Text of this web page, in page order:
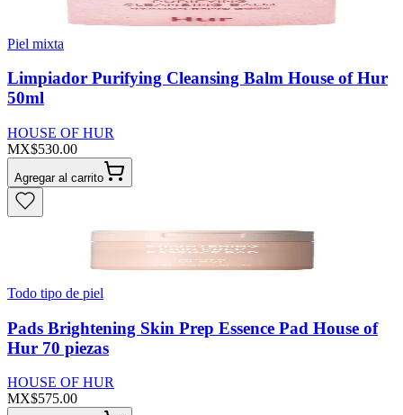
Piel mixta
Limpiador Purifying Cleansing Balm House of Hur
50ml
HOUSE OF HUR
MX$530.00
Agregar al carrito
Todo tipo de piel
Pads Brightening Skin Prep Essence Pad House of
Hur 70 piezas
HOUSE OF HUR
MX$575.00